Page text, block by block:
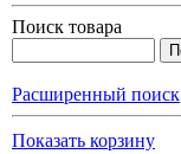
Поиск товара
Расширенный поиск
Показать корзину